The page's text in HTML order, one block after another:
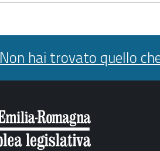
facebook
twitter
Non hai trovato quello